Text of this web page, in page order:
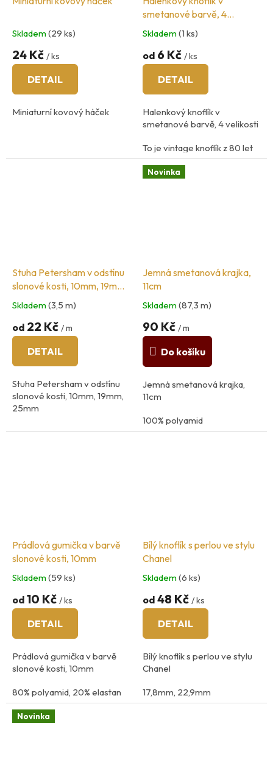
Skladem(29 ks)
24 Kč / ks
DETAIL
Miniaturní kovový háček
smetanové barvě, 4
velikosti
Skladem(1 ks)
od 6 Kč / ks
DETAIL
Halenkový knoflík v
smetanové barvě, 4 velikosti
To je vintage knoflík z 80 let
Materiál: lesklý plast
Stuha Petersham v odstínu
slonové kosti, 10mm, 19mm,
25mm
Skladem(3,5 m)
od 22 Kč / m
DETAIL
Stuha Petersham v odstínu
slonové kosti, 10mm, 19mm,
25mm
Složení: 100% viskóza
Novinka
Jemná smetanová krajka,
11cm
Skladem(87,3 m)
90 Kč / m
Do košíku
Jemná smetanová krajka,
11cm
100% polyamid
Prádlová gumička v barvě
slonové kosti, 10mm
Skladem(59 ks)
od 10 Kč / ks
DETAIL
Prádlová gumička v barvě
slonové kosti, 10mm
80% polyamid, 20% elastan
země původu: Francie
Bílý knoflík s perlou ve stylu
Chanel
Skladem(6 ks)
od 48 Kč / ks
DETAIL
Bílý knoflík s perlou ve stylu
Chanel
17,8mm, 22,9mm
Novinka